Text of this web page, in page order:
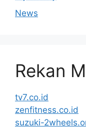
News
Rekan
tv7.co.id
zenfitness.co.id
suzuki-